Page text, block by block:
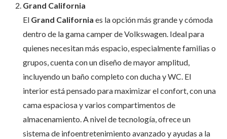
Grand California
El Grand California es la opción más grande y cómoda
dentro de la gama camper de Volkswagen. Ideal para
quienes necesitan más espacio, especialmente familias o
grupos, cuenta con un diseño de mayor amplitud,
incluyendo un baño completo con ducha y WC. El
interior está pensado para maximizar el confort, con una
cama espaciosa y varios compartimentos de
almacenamiento. A nivel de tecnología, ofrece un
sistema de infoentretenimiento avanzado y ayudas a la